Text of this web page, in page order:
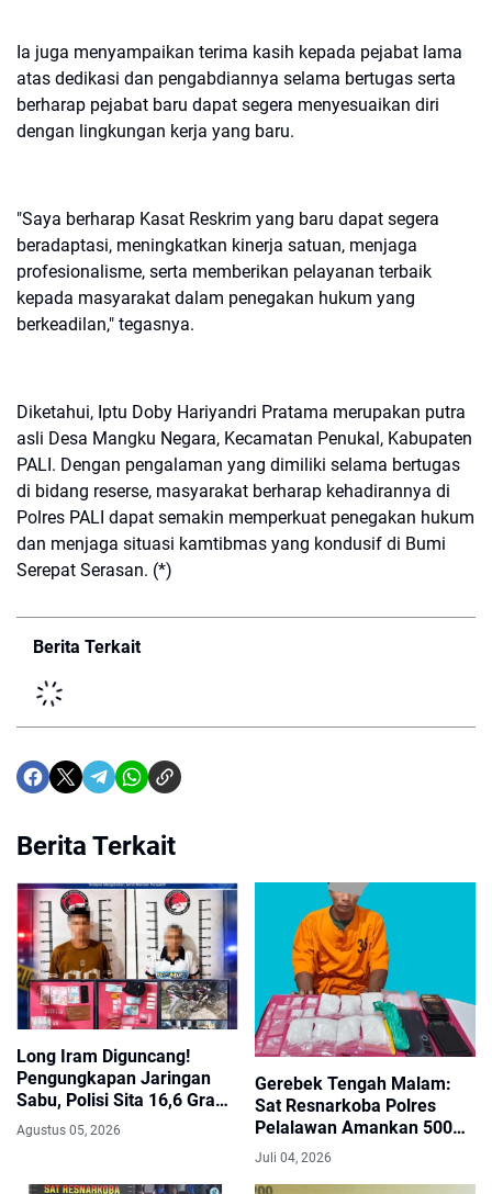
Ia juga menyampaikan terima kasih kepada pejabat lama
atas dedikasi dan pengabdiannya selama bertugas serta
berharap pejabat baru dapat segera menyesuaikan diri
dengan lingkungan kerja yang baru.
"Saya berharap Kasat Reskrim yang baru dapat segera
beradaptasi, meningkatkan kinerja satuan, menjaga
profesionalisme, serta memberikan pelayanan terbaik
kepada masyarakat dalam penegakan hukum yang
berkeadilan," tegasnya.
Diketahui, Iptu Doby Hariyandri Pratama merupakan putra
asli Desa Mangku Negara, Kecamatan Penukal, Kabupaten
PALI. Dengan pengalaman yang dimiliki selama bertugas
di bidang reserse, masyarakat berharap kehadirannya di
Polres PALI dapat semakin memperkuat penegakan hukum
dan menjaga situasi kamtibmas yang kondusif di Bumi
Serepat Serasan. (*)
Berita Terkait
Berita Terkait
Long Iram Diguncang!
Pengungkapan Jaringan
Sabu, Polisi Sita 16,6 Gram
dan Buru Dua Buronan
Agustus 05, 2026
Gerebek Tengah Malam:
Sat Resnarkoba Polres
Pelalawan Amankan 500
Gram Sabu di Pangkalan
Juli 04, 2026